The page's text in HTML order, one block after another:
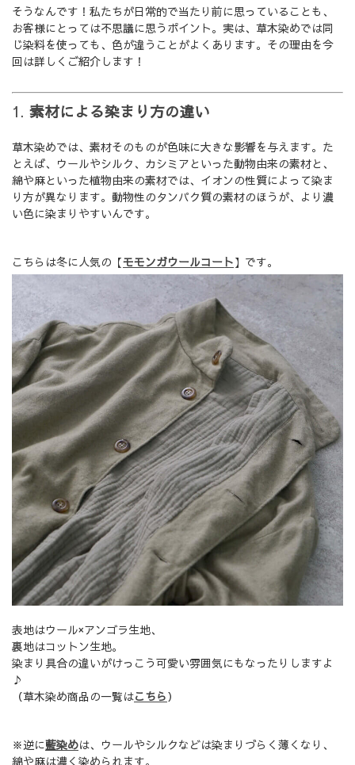
そうなんです！私たちが日常的で当たり前に思っていることも、
お客様にとっては不思議に思うポイント。実は、草木染めでは同
じ染料を使っても、色が違うことがよくあります。その理由を今
回は詳しくご紹介します！
1. 素材による染まり方の違い
草木染めでは、素材そのものが色味に大きな影響を与えます。た
とえば、ウールやシルク、カシミアといった動物由来の素材と、
綿や麻といった植物由来の素材では、イオンの性質によって染ま
り方が異なります。動物性のタンパク質の素材のほうが、より濃
い色に染まりやすいんです。
こちらは冬に人気の【モモンガウールコート】です。
表地はウール×アンゴラ生地、
裏地はコットン生地。
染まり具合の違いがけっこう可愛い雰囲気にもなったりしますよ
♪
（草木染め商品の一覧はこちら）
※逆に藍染めは、ウールやシルクなどは染まりづらく薄くなり、
綿や麻は濃く染められます。